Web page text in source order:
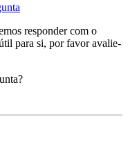
responder com o
para si, por favor avalie-